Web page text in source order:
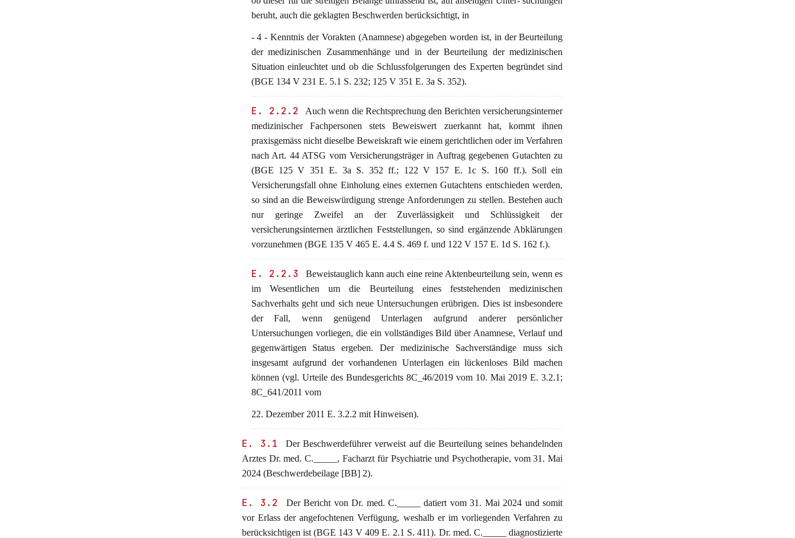
beruht, auch die geklagten Beschwerden berücksichtigt, in
- 4 - Kenntnis der Vorakten (Anamnese) abgegeben worden ist, in der Beurteilung
der medizinischen Zusammenhänge und in der Beurteilung der medizinischen
Situation einleuchtet und ob die Schlussfolgerungen des Experten begründet sind
(BGE 134 V 231 E. 5.1 S. 232; 125 V 351 E. 3a S. 352).
E. 2.2.2
Auch wenn die Rechtsprechung den Berichten versicherungsinterner
medizinischer Fachpersonen stets Beweiswert zuerkannt hat, kommt ihnen
praxisgemäss nicht dieselbe Beweiskraft wie einem gerichtlichen oder im Verfahren
nach Art. 44 ATSG vom Versicherungsträger in Auftrag gegebenen Gutachten zu
(BGE 125 V 351 E. 3a S. 352 ff.; 122 V 157 E. 1c S. 160 ff.). Soll ein
Versicherungsfall ohne Einholung eines externen Gutachtens entschieden werden,
so sind an die Beweiswürdigung strenge Anforderungen zu stellen. Bestehen auch
nur geringe Zweifel an der Zuverlässigkeit und Schlüssigkeit der
versicherungsinternen ärztlichen Feststellungen, so sind ergänzende Abklärungen
vorzunehmen (BGE 135 V 465 E. 4.4 S. 469 f. und 122 V 157 E. 1d S. 162 f.).
E. 2.2.3
Beweistauglich kann auch eine reine Aktenbeurteilung sein, wenn es
im Wesentlichen um die Beurteilung eines feststehenden medizinischen
Sachverhalts geht und sich neue Untersuchungen erübrigen. Dies ist insbesondere
der Fall, wenn genügend Unterlagen aufgrund anderer persönlicher
Untersuchungen vorliegen, die ein vollständiges Bild über Anamnese, Verlauf und
gegenwärtigen Status ergeben. Der medizinische Sachverständige muss sich
insgesamt aufgrund der vorhandenen Unterlagen ein lückenloses Bild machen
können (vgl. Urteile des Bundesgerichts 8C_46/2019 vom 10. Mai 2019 E. 3.2.1;
8C_641/2011 vom
22. Dezember 2011 E. 3.2.2 mit Hinweisen).
E. 3.1
Der Beschwerdeführer verweist auf die Beurteilung seines behandelnden
Arztes Dr. med. C._____, Facharzt für Psychiatrie und Psychotherapie, vom 31. Mai
2024 (Beschwerdebeilage [BB] 2).
E. 3.2
Der Bericht von Dr. med. C._____ datiert vom 31. Mai 2024 und somit
vor Erlass der angefochtenen Verfügung, weshalb er im vorliegenden Verfahren zu
berücksichtigen ist (BGE 143 V 409 E. 2.1 S. 411). Dr. med. C._____ diagnostizierte